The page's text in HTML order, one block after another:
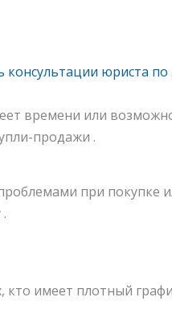
консультации юриста
времени или
продажи .
при покупке
кто имеет плотный